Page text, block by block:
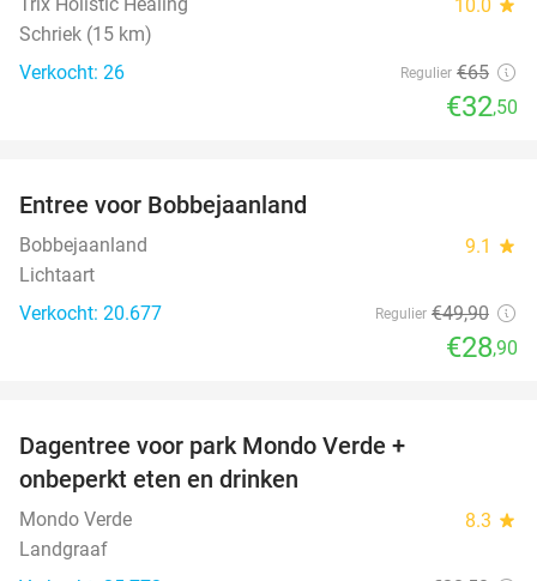
10.0 star
Schriek (15 km)
Verkocht: 26
Regulier €65
€32,50
Entree voor Bobbejaanland
Bobbejaanland 9.1 star
Lichtaart
Verkocht: 20.677
Regulier €49,90
€28,90
Dagentree voor park Mondo Verde +
onbeperkt eten en drinken
Mondo Verde 8.3 star
Landgraaf